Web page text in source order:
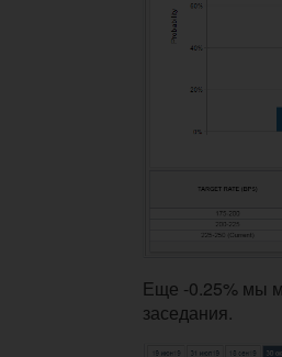
Еще -0.25% мы
заседания.